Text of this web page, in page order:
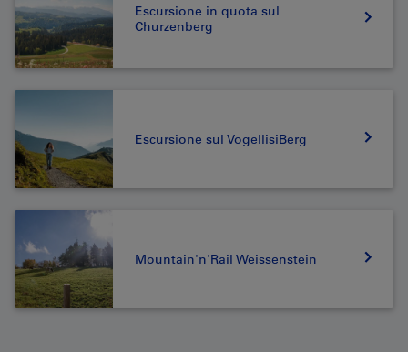
Escursione in quota sul
Churzenberg
Escursione sul VogellisiBerg
Mountain'n'Rail Weissenstein